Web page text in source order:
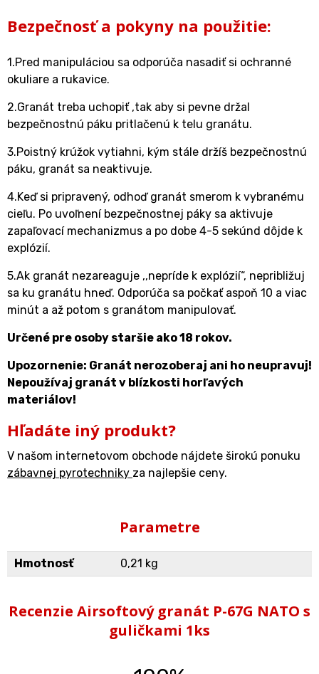
Bezpečnosť a pokyny na použitie:
1.Pred manipuláciou sa odporúča nasadiť si ochranné
okuliare a rukavice.
2.Granát treba uchopiť ,tak aby si pevne držal
bezpečnostnú páku pritlačenú k telu granátu.
3.Poistný krúžok vytiahni, kým stále držíš bezpečnostnú
páku, granát sa neaktivuje.
4.Keď si pripravený, odhoď granát smerom k vybranému
cieľu. Po uvoľnení bezpečnostnej páky sa aktivuje
zapaľovací mechanizmus a po dobe 4-5 sekúnd dôjde k
explózií.
5.Ak granát nezareaguje ,,nepríde k explózií“, nepribližuj
sa ku granátu hneď. Odporúča sa počkať aspoň 10 a viac
minút a až potom s granátom manipulovať.
Určené pre osoby staršie ako 18 rokov.
Upozornenie: Granát nerozoberaj ani ho neupravuj!
Nepoužívaj granát v blízkosti horľavých
materiálov!
Hľadáte iný produkt?
V našom internetovom obchode nájdete širokú ponuku
zábavnej pyrotechniky za najlepšie ceny.
Parametre
Hmotnosť 0,21 kg
Recenzie Airsoftový granát P-67G NATO s
guličkami 1ks